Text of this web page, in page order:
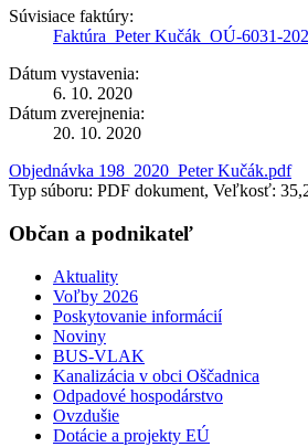
Súvisiace faktúry:
Faktúra_Peter Kučák_OÚ-6031-
Dátum vystavenia:
6. 10. 2020
Dátum zverejnenia:
20. 10. 2020
Objednávka 198_2020_Peter Kučák.pdf
Typ súboru: PDF dokument, Veľkosť:
Občan a podnikateľ
Aktuality
Voľby 2026
Poskytovanie informácií
Noviny
BUS-VLAK
Kanalizácia v obci Oščadnica
Odpadové hospodárstvo
Ovzdušie
Dotácie a projekty EÚ